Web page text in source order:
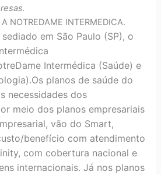
NOTREDAME INTERMEDICA.
em São Paulo (SP), o
Intermédica (Saúde) e
planos de saúde do
necessidades dos
meio dos planos empresariais
vão do Smart,
benefício com atendimento
com cobertura nacional e
internacionais. Já nos planos